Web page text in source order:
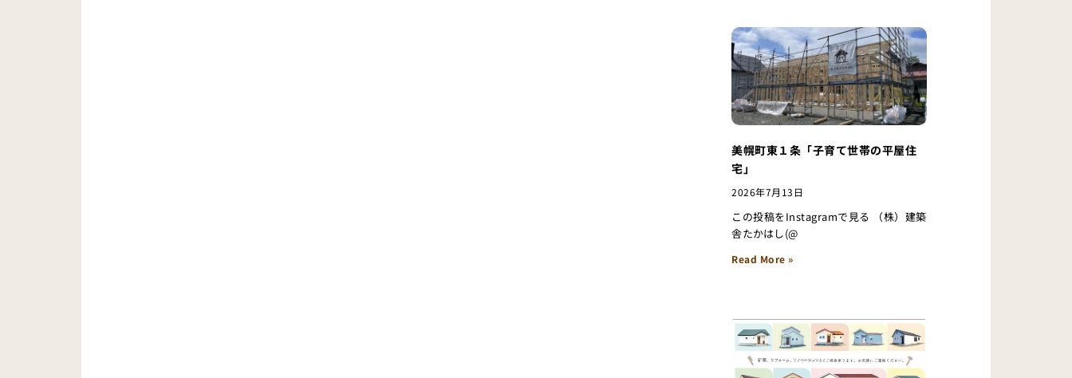
美幌町東１条「子育て世帯の平屋住
宅」
2026年7月13日
この投稿をInstagramで見る （株）建築
舎たかはし(@
Read More »